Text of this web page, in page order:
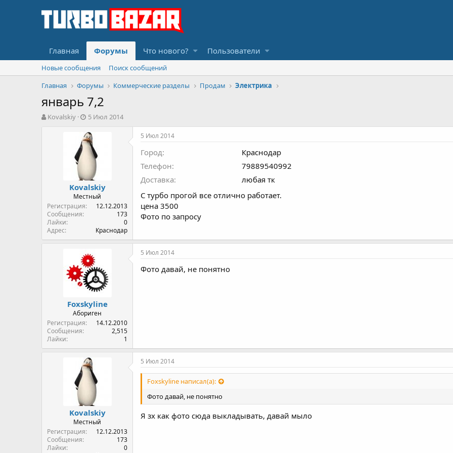
Главная Форумы Что нового? Пользователи
Новые сообщения
Поиск сообщений
Главная
Форумы Коммерческие разделы Продам Электрика
январь 7,2
А
Kovalskiy
Д
т
а
н
а
л
а
5 Июл 2014
Kovalskiy
Местный
Регистрация
12.12.2013
Сообщения
173
Лайки
0
Адрес
Краснодар
5 Июл 2014
Город
Краснодар
Телефон
79889540992
Доставка
любая тк
С турбо прогой все отлично работает.
цена 3500
Фото по запросу
Foxskyline
Абориген
Регистрация
14.12.2010
Сообщения
2,515
Лайки
1
5 Июл 2014
Фото давай, не понятно
Kovalskiy
Местный
Регистрация
12.12.2013
Сообщения
173
Лайки
0
5 Июл 2014
Foxskyline написал(а):
Фото давай, не понятно
Я зх как фото сюда выкладывать, давай мыло